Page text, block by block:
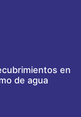
en
de agua